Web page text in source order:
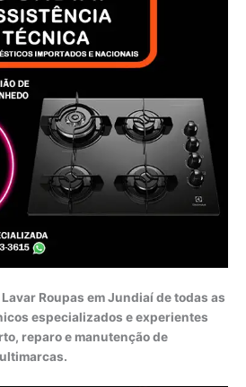
Roupas em Jundiaí de todas as
especializados e experientes
reparo e manutenção de